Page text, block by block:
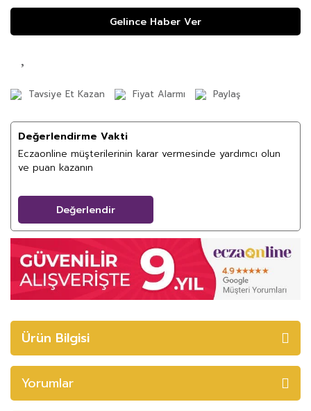
Gelince Haber Ver
Tavsiye Et Kazan Fiyat Alarmı Paylaş
Değerlendirme Vakti
Eczaonline müşterilerinin karar vermesinde yardımcı olun
ve puan kazanın
Değerlendir
Ürün Bilgisi
Yorumlar